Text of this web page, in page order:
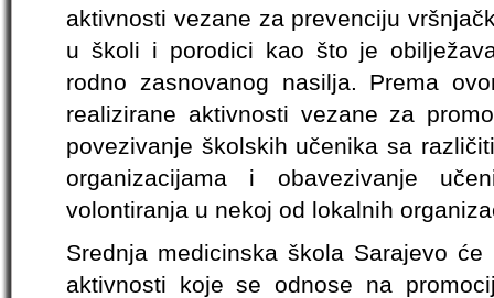
aktivnosti vezane za prevenciju
u školi i porodici kao što je
rodno zasnovanog nasilja. Prema
realizirane aktivnosti vezane za
povezivanje školskih učenika sa
organizacijama i obavezivanje
volontiranja u nekoj od lokalnih
Srednja medicinska škola Sarajevo
aktivnosti koje se odnose na